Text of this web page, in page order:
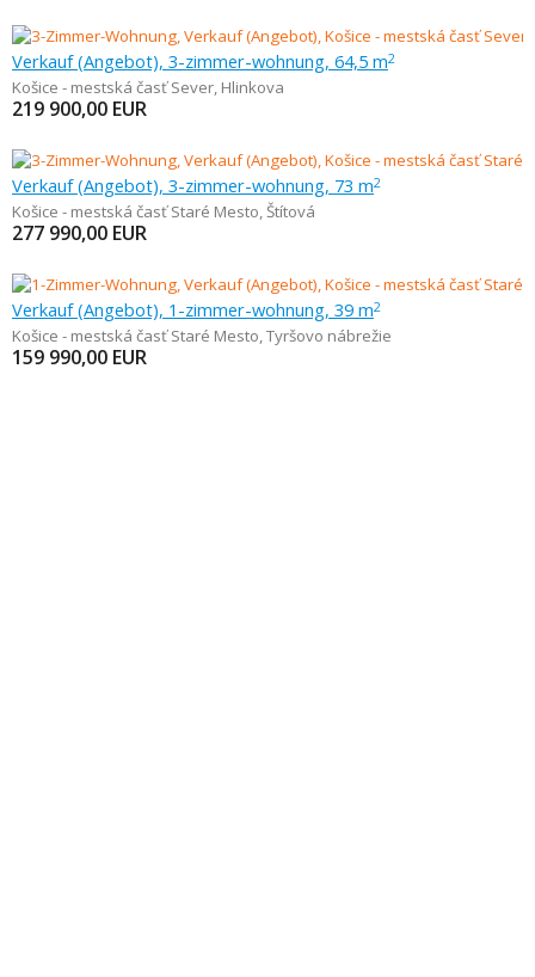
Verkauf (Angebot), 3-zimmer-wohnung, 64,5 m2
Košice - mestská časť Sever, Hlinkova
219 900,00 EUR
Verkauf (Angebot), 3-zimmer-wohnung, 73 m2
Košice - mestská časť Staré Mesto,Štítová
277 990,00 EUR
Verkauf (Angebot), 1-zimmer-wohnung, 39 m2
Košice - mestská časť Staré Mesto,Tyršovo nábrežie
159 990,00 EUR